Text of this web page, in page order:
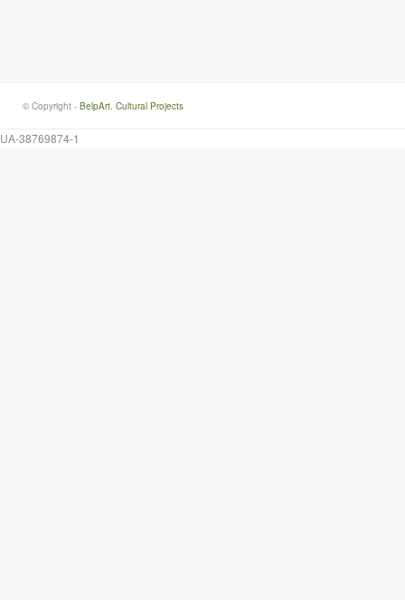
© Copyright - BelpArt. Cultural Projects
UA-38769874-1